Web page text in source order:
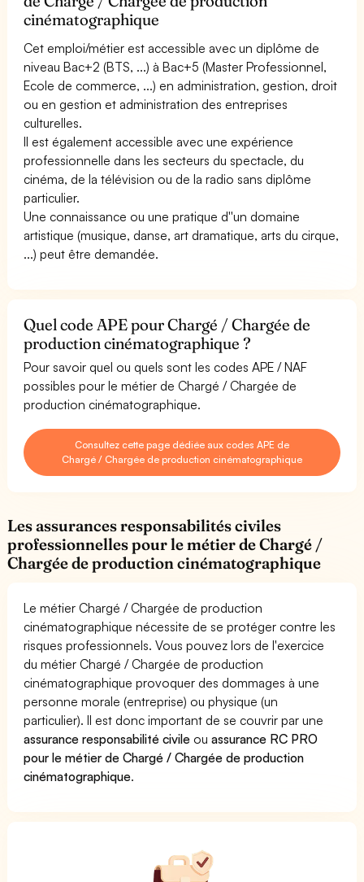
cinématographique
Cet emploi/métier est accessible avec un diplôme de
niveau Bac+2 (BTS, ...) à Bac+5 (Master Professionnel,
Ecole de commerce, ...) en administration, gestion, droit
ou en gestion et administration des entreprises
culturelles.
Il est également accessible avec une expérience
professionnelle dans les secteurs du spectacle, du
cinéma, de la télévision ou de la radio sans diplôme
particulier.
Une connaissance ou une pratique d''un domaine
artistique (musique, danse, art dramatique, arts du cirque,
...) peut être demandée.
Quel code APE pour Chargé / Chargée de
production cinématographique ?
Pour savoir quel ou quels sont les codes APE / NAF
possibles pour le métier de Chargé / Chargée de
production cinématographique.
Consultez cette page dédiée aux codes APE de
Chargé / Chargée de production cinématographique
Les assurances responsabilités civiles
professionnelles pour le métier de Chargé /
Chargée de production cinématographique
Le métier Chargé / Chargée de production
cinématographique nécessite de se protéger contre les
risques professionnels. Vous pouvez lors de l'exercice
du métier Chargé / Chargée de production
cinématographique provoquer des dommages à une
personne morale (entreprise) ou physique (un
particulier). Il est donc important de se couvrir par une
assurance responsabilité civile ouassurance RC PRO
pour le métier de Chargé / Chargée de production
cinématographique.